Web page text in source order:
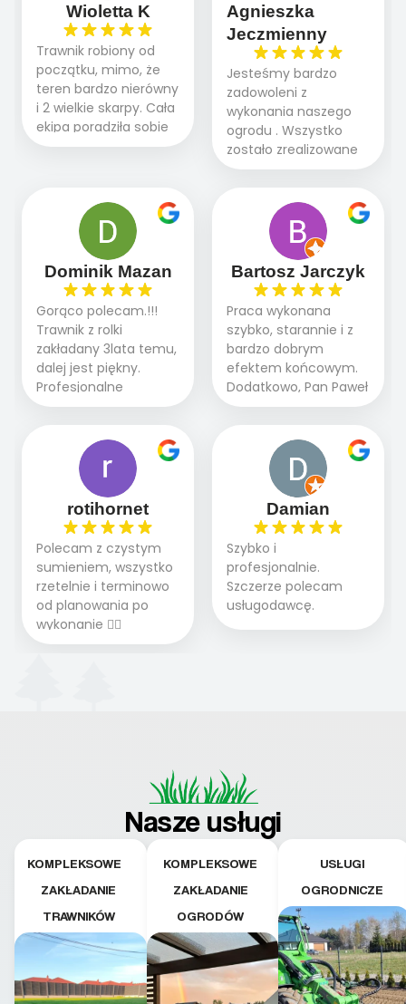
Wioletta K
Trawnik robiony od
początku, mimo, że
teren bardzo nierówny
i 2 wielkie skarpy. Cała
ekipa poradziła sobie
WSPANIALE od
panowie wiedzą co
robią. Wszystko poszło
sprawnie i szybko.
Doradztwo w
pielęgnacji trawnika
teraz i na późniejszym
etapie jest dużym
plusem. Teraz razem
z dzieckiem i małym
pieskiem cieszymy się
pięknym trawnikiem :)
A trawa robi efekt
Agnieszka
Jeczmienny
Jesteśmy bardzo
zadowoleni z
wykonania naszego
ogrodu . Wszystko
zostało zrealizowane
fachowo, rzetelnie i
oczekiwaniami. Prace
przebiegały sprawnie
dzięki temu,że firma
działa kompleksowo :
ogrodnictwo,nawodnienie,
brukarstwo.Efekt
końcowy przerósł
nasze oczekiwania.
Polecamy tę firmę
wszystkim , którzy
marzą o pięknym
Dominik Mazan
Gorąco polecam.!!!
Trawnik z rolki
zakładany 3lata temu,
dalej jest piękny.
Profesjonalne
podejście do pracy,
2 zlecenia na rolkę.
Polecam.
Bartosz Jarczyk
Praca wykonana
szybko, starannie i z
bardzo dobrym
efektem końcowym.
Dodatkowo, Pan Paweł
chętnie udziela porad
rotihornet
Polecam z czystym
sumieniem, wszystko
rzetelnie i terminowo
od planowania po
wykonanie 👍🏻
Damian
Szybko i
profesjonalnie.
Szczerze polecam
usługodawcę.
Nasze usługi
KOMPLEKSOWE
ZAKŁADANIE
TRAWNIKÓW
KOMPLEKSOWE
ZAKŁADANIE
OGRODÓW
USŁUGI
OGRODNICZE